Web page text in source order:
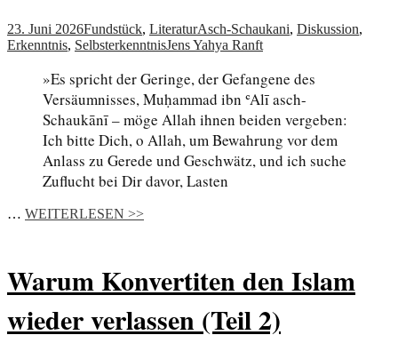
23. Juni 2026Fundstück, LiteraturAsch-Schaukani, Diskussion,
Erkenntnis, SelbsterkenntnisJens Yahya Ranft
»Es spricht der Geringe, der Gefangene des
Versäumnisses, Muḥammad ibn ʿAlī asch-
Schaukānī – möge Allah ihnen beiden vergeben:
Ich bitte Dich, o Allah, um Bewahrung vor dem
Anlass zu Gerede und Geschwätz, und ich suche
Zuflucht bei Dir davor, Lasten
… WEITERLESEN >>
Warum Konvertiten den Islam
wieder verlassen (Teil 2)